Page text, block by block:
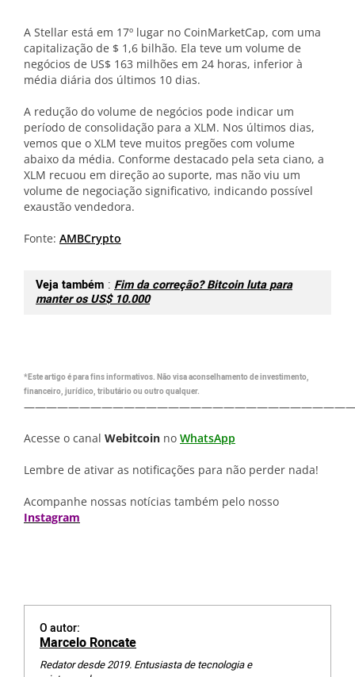
A Stellar está em 17º lugar no CoinMarketCap, com uma
capitalização de $ 1,6 bilhão. Ela teve um volume de
negócios de US$ 163 milhões em 24 horas, inferior à
média diária dos últimos 10 dias.
A redução do volume de negócios pode indicar um
período de consolidação para a XLM. Nos últimos dias,
vemos que o XLM teve muitos pregões com volume
abaixo da média. Conforme destacado pela seta ciano, a
XLM recuou em direção ao suporte, mas não viu um
volume de negociação significativo, indicando possível
exaustão vendedora.
Fonte: AMBCrypto
Veja também : Fim da correção? Bitcoin luta para
manter os US$ 10.000
*Este artigo é para fins informativos. Não visa aconselhamento de investimento,
financeiro, jurídico, tributário ou outro qualquer.
Acesse o canal Webitcoin no WhatsApp
Lembre de ativar as notificações para não perder nada!
Acompanhe nossas notícias também pelo nosso
Instagram
O autor:
Marcelo Roncate
Redator desde 2019. Entusiasta de tecnologia e